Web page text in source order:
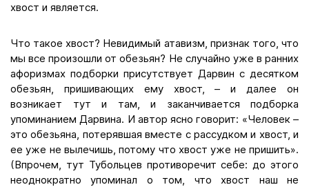
хвост и является.
Что такое хвост? Невидимый атавизм, признак того, что
мы все произошли от обезьян? Не случайно уже в ранних
афоризмах подборки присутствует Дарвин с десятком
обезьян, пришивающих ему хвост, – и далее он
возникает тут и там, и заканчивается подборка
упоминанием Дарвина. И автор ясно говорит: «Человек –
это обезьяна, потерявшая вместе с рассудком и хвост, и
ее уже не вылечишь, потому что хвост уже не пришить».
(Впрочем, тут Тубольцев противоречит себе: до этого
неоднократно упоминал о том, что хвост наш не